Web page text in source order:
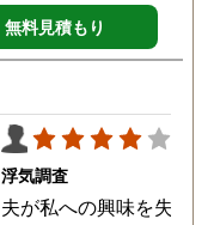
無料見積もり
浮気調査
夫が私への興味を失くし